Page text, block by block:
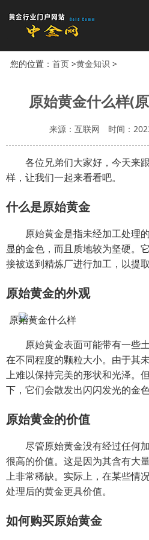
您的位置： 首页>黄金知识 >
原始黄金什么样(
来源：互联网 时间：
各位兄弟们大家好，今天来
样，让我们一起来看看吧。
什么是原始黄金
原始黄金是指未经加工处理
显的金色，而且质地较为坚硬。
接被送到精炼厂进行加工，以提
原始黄金的外观
原始黄金表面可能带有一些
在不同程度的颗粒大小。由于其
上难以保持完美的形状和光泽。
下，它们会散发出闪闪发光的金色
原始黄金的价值
尽管原始黄金没有经过任何
很高的价值。这是因为其含有大
上非常稀缺。实际上，在某些情
处理后的黄金更具价值。
如何购买原始黄金